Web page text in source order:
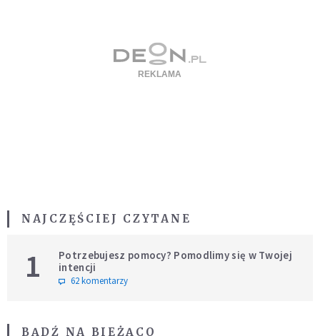
NAJCZĘŚCIEJ CZYTANE
1
Potrzebujesz pomocy? Pomodlimy się w Twojej
intencji
62 komentarzy
BĄDŹ NA BIEŻĄCO